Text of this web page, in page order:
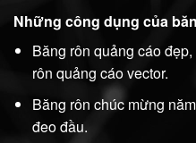
Những công dụng của
Băng rôn quảng cáo
rôn quảng cáo vector.
Băng rôn chúc mừng
đeo đầu.